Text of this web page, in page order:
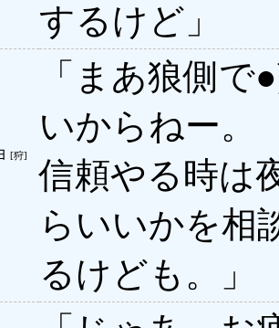
するけど」
[狩]
「まあ狼側
いからねー。
信頼やる時は
らいいかを相
るけども。」